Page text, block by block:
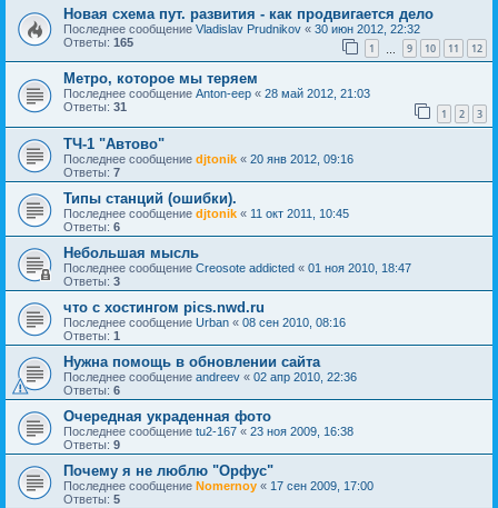
Новая схема пут. развития - как продвигается дело
Последнее сообщение Vladislav Prudnikov « 30 июн 2012, 22:32
Ответы: 165 1 9 10 11 12
Метро, которое мы теряем
Последнее сообщение Anton-eep « 28 май 2012, 21:03
Ответы: 31 1 2 3
ТЧ-1 "Автово"
Последнее сообщение djtonik « 20 янв 2012, 09:16
Ответы: 7
Типы станций (ошибки).
Последнее сообщение djtonik « 11 окт 2011, 10:45
Ответы: 6
Небольшая мысль
Последнее сообщение Creosote addicted « 01 ноя 2010, 18:47
Ответы: 3
что с хостингом pics.nwd.ru
Последнее сообщение Urban « 08 сен 2010, 08:16
Ответы: 1
Нужна помощь в обновлении сайта
Последнее сообщение andreev « 02 апр 2010, 22:36
Ответы: 6
Очередная украденная фото
Последнее сообщение tu2-167 « 23 ноя 2009, 16:38
Ответы: 9
Почему я не люблю "Орфус"
Последнее сообщение Nomernoy « 17 сен 2009, 17:00
Ответы: 5